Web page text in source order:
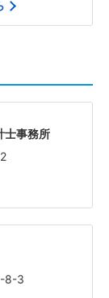
士事務所
8-3